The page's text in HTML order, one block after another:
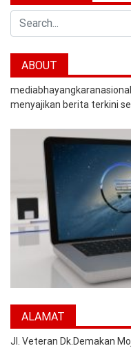
Search
ABOUT
menyajikan berita terkini
ALAMAT
Jl. Veteran Dk.Demakan